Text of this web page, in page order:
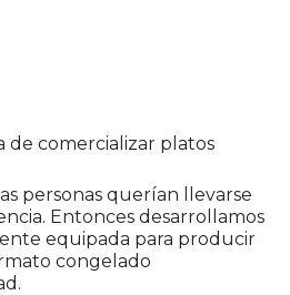
de comercializar platos
personas querían llevarse
Entonces desarrollamos
equipada para producir
congelado